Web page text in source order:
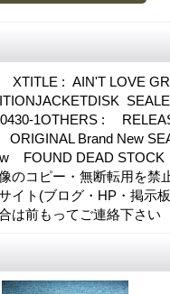
XTITLE : AIN'T LOVE
1OTHERS :
ORIGINAL Brand New
FOUND DEAD
のコピー・無断転用を禁
イト(ブログ・HP・掲示
は前もってご連絡下さい